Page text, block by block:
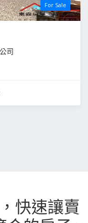
For Sale
司
快速讓賣